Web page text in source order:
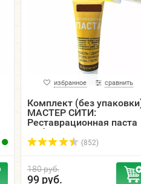
избранное сравнить
Комплект (без
МАСТЕР СИТИ:
Реставрационная паста
мебельная 30 мл.
+ шпатель малый.
(852)
180 руб.
99 руб.